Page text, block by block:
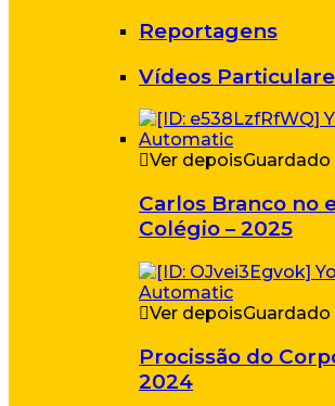
Reportagens
Vídeos
Ver depoisGuardado
Carlos Branco no
Colégio – 2025
Ver depoisGuardado
Procissão do
2024